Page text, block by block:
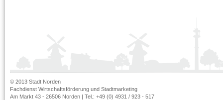
© 2013 Stadt Norden
Fachdienst Wirtschaftsförderung und Stadtmarketing
Am Markt 43 - 26506 Norden | Tel.: +49 (0) 4931 / 923 - 517